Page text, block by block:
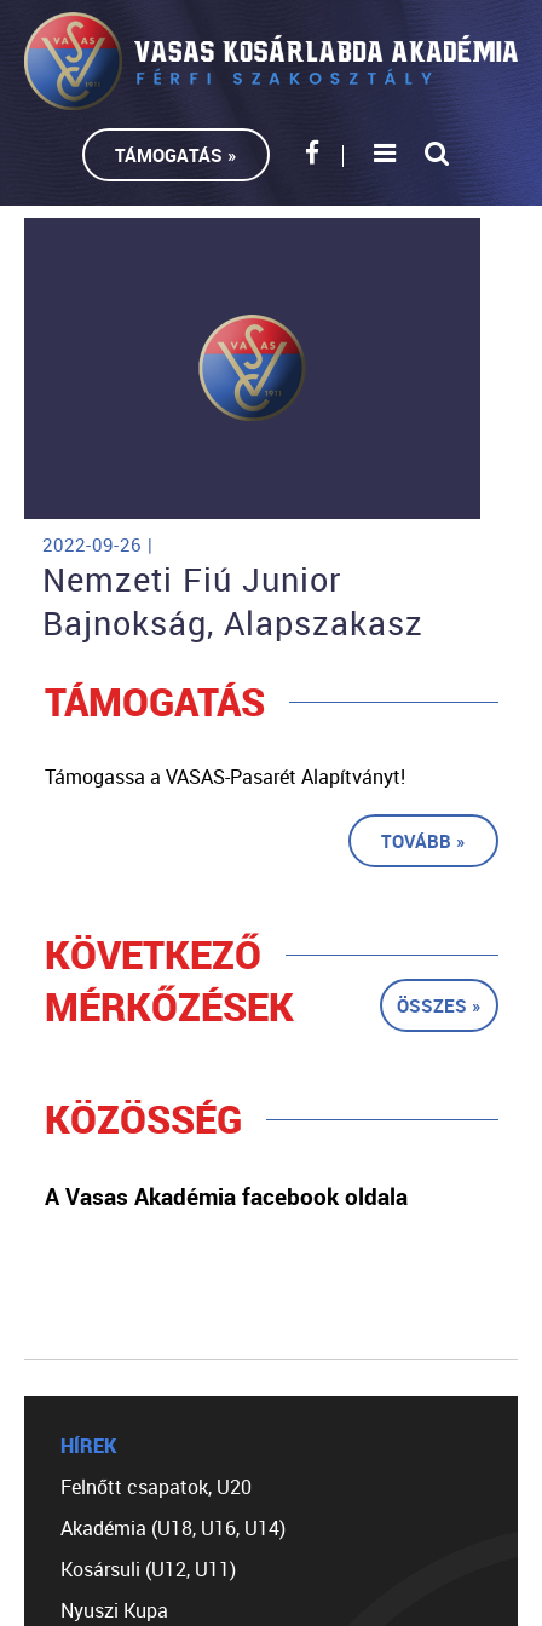
TÁMOGATÁS »
2022-09-26 |
Nemzeti Fiú Junior
Bajnokság, Alapszakasz
TÁMOGATÁS
Támogassa a VASAS-Pasarét Alapítványt!
TOVÁBB »
KÖVETKEZŐ
MÉRKŐZÉSEK
ÖSSZES »
KÖZÖSSÉG
A Vasas Akadémia facebook oldala
HÍREK
Felnőtt csapatok, U20
Akadémia (U18, U16, U14)
Kosársuli (U12, U11)
Nyuszi Kupa